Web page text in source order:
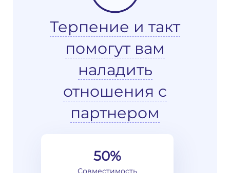
Терпение и такт
помогут вам
наладить
отношения с
партнером
50%
Совместимость